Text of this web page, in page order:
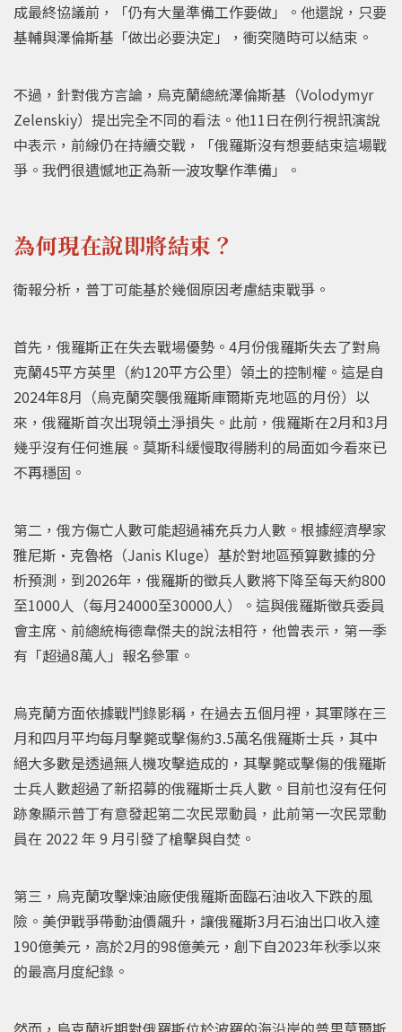
成最終協議前，「仍有大量準備工作要做」。他還說，只要
基輔與澤倫斯基「做出必要決定」，衝突隨時可以結束。
不過，針對俄方言論，烏克蘭總統澤倫斯基（Volodymyr
Zelenskiy）提出完全不同的看法。他11日在例行視訊演說
中表示，前線仍在持續交戰，「俄羅斯沒有想要結束這場戰
爭。我們很遺憾地正為新一波攻擊作準備」。
為何現在說即將結束？
衛報分析，普丁可能基於幾個原因考慮結束戰爭。
首先，俄羅斯正在失去戰場優勢。4月份俄羅斯失去了對烏
克蘭45平方英里（約120平方公里）領土的控制權。這是自
2024年8月（烏克蘭突襲俄羅斯庫爾斯克地區的月份）以
來，俄羅斯首次出現領土淨損失。此前，俄羅斯在2月和3月
幾乎沒有任何進展。莫斯科緩慢取得勝利的局面如今看來已
不再穩固。
第二，俄方傷亡人數可能超過補充兵力人數。根據經濟學家
雅尼斯·克魯格（Janis Kluge）基於對地區預算數據的分
析預測，到2026年，俄羅斯的徵兵人數將下降至每天約800
至1000人（每月24000至30000人）。這與俄羅斯徵兵委員
會主席、前總統梅德韋傑夫的說法相符，他曾表示，第一季
有「超過8萬人」報名參軍。
烏克蘭方面依據戰鬥錄影稱，在過去五個月裡，其軍隊在三
月和四月平均每月擊斃或擊傷約3.5萬名俄羅斯士兵，其中
絕大多數是透過無人機攻擊造成的，其擊斃或擊傷的俄羅斯
士兵人數超過了新招募的俄羅斯士兵人數。目前也沒有任何
跡象顯示普丁有意發起第二次民眾動員，此前第一次民眾動
員在 2022 年 9 月引發了槍擊與自焚。
第三，烏克蘭攻擊煉油廠使俄羅斯面臨石油收入下跌的風
險。美伊戰爭帶動油價飆升，讓俄羅斯3月石油出口收入達
190億美元，高於2月的98億美元，創下自2023年秋季以來
的最高月度紀錄。